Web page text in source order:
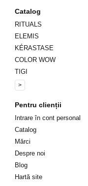
Catalog
RITUALS
ELEMIS
KÉRASTASE
COLOR WOW
TIGI
>
Pentru clienții
Intrare în cont personal
Catalog
Mărci
Despre noi
Blog
Hartă site